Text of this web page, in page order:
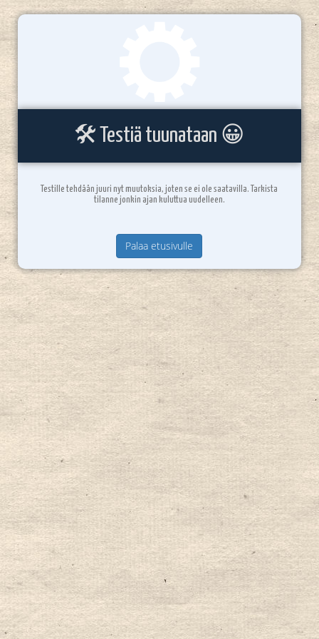
🛠️ Testiä tuunataan 😀
Testille tehdään juuri nyt muutoksia, joten se ei ole saatavilla. Tarkista
tilanne jonkin ajan kuluttua uudelleen.
Palaa etusivulle